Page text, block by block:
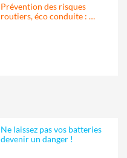
Prévention des risques
routiers, éco conduite : …
Ne laissez pas vos batteries
devenir un danger !